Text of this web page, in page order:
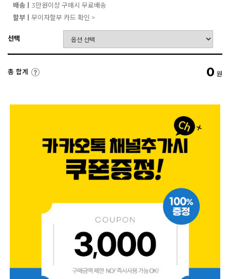
배송ㅣ 3만원이상 구매시 무료배송
할부ㅣ 무이자할부 카드 확인 >
선택
총 합계 0 원